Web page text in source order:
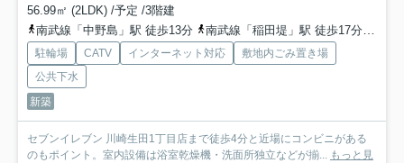
56.99㎡ (2LDK) /予定 /3階建
南武線「中野島」駅 徒歩13分
南武線「稲田堤」駅 徒歩17分
駐輪場 CATV インターネット対応
敷地内ごみ置き場
公共下水
新築
セブンイレブン 川崎生田1丁目店まで徒歩4分と近場にコンビニがある
のもポイント。室内設備は浴室乾燥機・洗面所独立などが揃... もっと見